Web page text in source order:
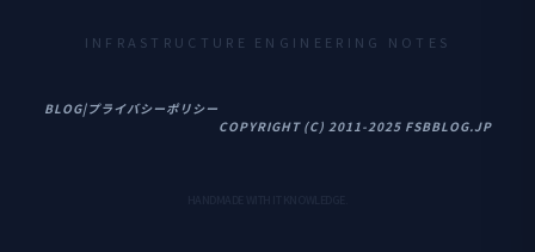
INFRASTRUCTURE ENGINEERING NOTES
BLOG|プライバシーポリシー
COPYRIGHT (C) 2011-2025 FSBBLOG.JP